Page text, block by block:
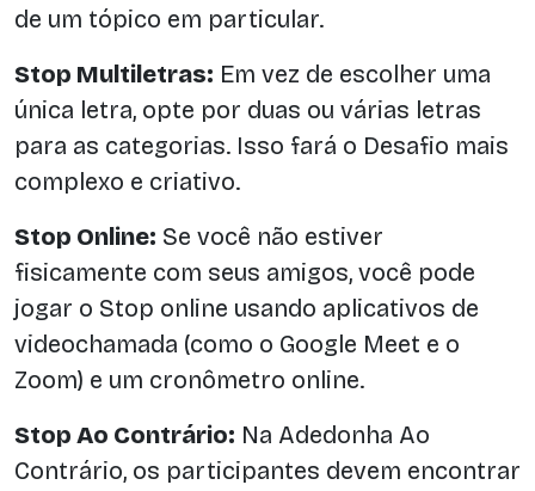
de um tópico em particular.
Stop Multiletras: Em vez de escolher uma
única letra, opte por duas ou várias letras
para as categorias. Isso fará o Desafio mais
complexo e criativo.
Stop Online: Se você não estiver
fisicamente com seus amigos, você pode
jogar o Stop online usando aplicativos de
videochamada (como o Google Meet e o
Zoom) e um cronômetro online.
Stop Ao Contrário: Na Adedonha Ao
Contrário, os participantes devem encontrar